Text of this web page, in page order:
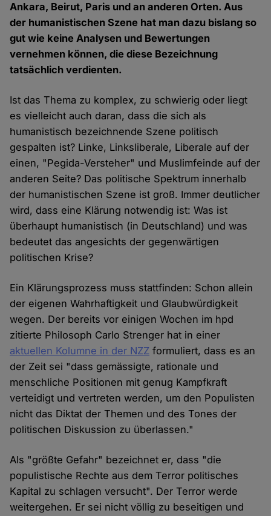
Ankara, Beirut, Paris und an anderen Orten. Aus
der humanistischen Szene hat man dazu bislang so
gut wie keine Analysen und Bewertungen
vernehmen können, die diese Bezeichnung
tatsächlich verdienten.
Ist das Thema zu komplex, zu schwierig oder liegt
es vielleicht auch daran, dass die sich als
humanistisch bezeichnende Szene politisch
gespalten ist? Linke, Linksliberale, Liberale auf der
einen, "Pegida-Versteher" und Muslimfeinde auf der
anderen Seite? Das politische Spektrum innerhalb
der humanistischen Szene ist groß. Immer deutlicher
wird, dass eine Klärung notwendig ist: Was ist
überhaupt humanistisch (in Deutschland) und was
bedeutet das angesichts der gegenwärtigen
politischen Krise?
Ein Klärungsprozess muss stattfinden: Schon allein
der eigenen Wahrhaftigkeit und Glaubwürdigkeit
wegen. Der bereits vor einigen Wochen im hpd
zitierte Philosoph Carlo Strenger hat in einer
aktuellen Kolumne in der NZZ formuliert, dass es an
der Zeit sei "dass gemässigte, rationale und
menschliche Positionen mit genug Kampfkraft
verteidigt und vertreten werden, um den Populisten
nicht das Diktat der Themen und des Tones der
politischen Diskussion zu überlassen."
Als "größte Gefahr" bezeichnet er, dass "die
populistische Rechte aus dem Terror politisches
Kapital zu schlagen versucht". Der Terror werde
weitergehen. Er sei nicht völlig zu beseitigen und